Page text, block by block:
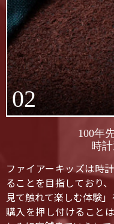
02
100年
時
ファイアーキッズは時
ることを目指しており
見て触れて楽しむ体験」
購入を押し付けること